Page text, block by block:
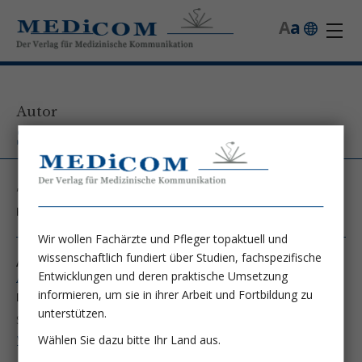
a
A
Autor
Stationsschwester W. Kremser
,
Kontakt unter:
Autor von folgenden Artikeln:
Ausgabe 1/97
Die interne Intensivstation im Donauspital - SMZ-Ost
Stationsschwester W. Kremser
Weiter lesen ...
Wir wollen Fachärzte und Pfleger topaktuell und
wissenschaftlich fundiert über Studien, fachspezifische
Entwicklungen und deren praktische Umsetzung
informieren, um sie in ihrer Arbeit und Fortbildung zu
unterstützen.
Wählen Sie dazu bitte Ihr Land aus.